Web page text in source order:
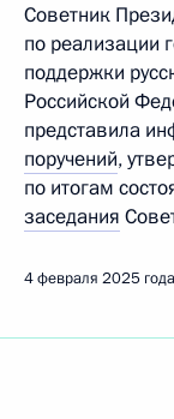
Советник
по реализации
поддержки
Российской
представила
поручений,
по итогам
заседания
4 февраля 2025 года